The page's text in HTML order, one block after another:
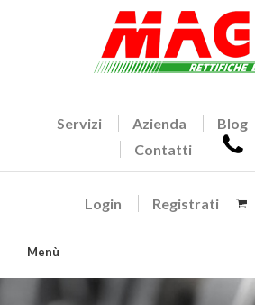
Servizi Azienda Blog
Contatti
Login Registrati
Menù